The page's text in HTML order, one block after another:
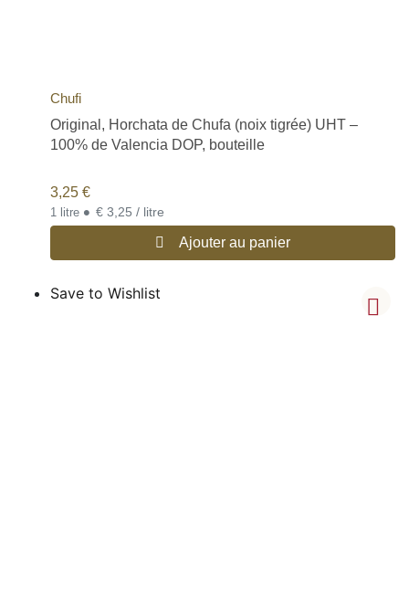
Chufi
Original, Horchata de Chufa (noix tigrée) UHT –
100% de Valencia DOP, bouteille
3,25 €
1 litre • € 3,25 / litre
Ajouter au panier
Save to Wishlist